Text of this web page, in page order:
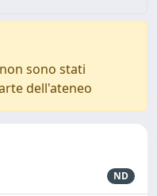
sono stati
dell'ateneo
ND